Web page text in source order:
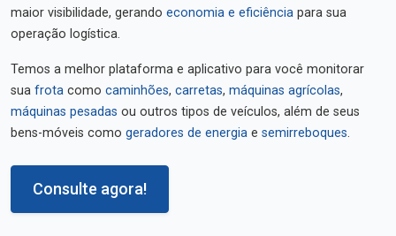
maior visibilidade, gerando economia e eficiência para sua
operação logística.
Temos a melhor plataforma e aplicativo para você monitorar
sua frota como caminhões, carretas, máquinas agrícolas,
máquinas pesadas ou outros tipos de veículos, além de seus
bens-móveis como geradores de energia e semirreboques.
Consulte agora!